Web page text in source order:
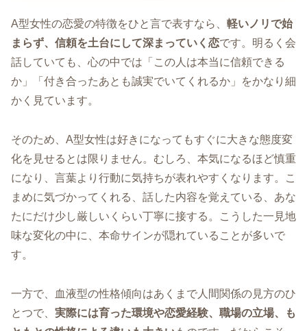
A型女性の恋愛の特徴をひと言で表すなら、 軽いノリで始
まらず、信頼を土台にして深まっていく恋です。明るく会
話していても、心の中では「この人は本当に信頼できる
か」「付き合ったあとも誠実でいてくれるか」をかなり細
かく見ています。
そのため、A型女性は好きになってもすぐに大きな態度変
化を見せるとは限りません。むしろ、本気になるほど慎重
になり、言葉より行動に気持ちが表れやすくなります。こ
まめに気づかってくれる、話した内容を覚えている、あな
たにだけ少し厳しいくらい丁寧に接する。こうした一見地
味な変化の中に、本命サインが隠れていることが多いで
す。
一方で、血液型の性格傾向はあくまで人間関係の見方のひ
とつで、 実際には育った環境や恋愛経験、職場の立場、も